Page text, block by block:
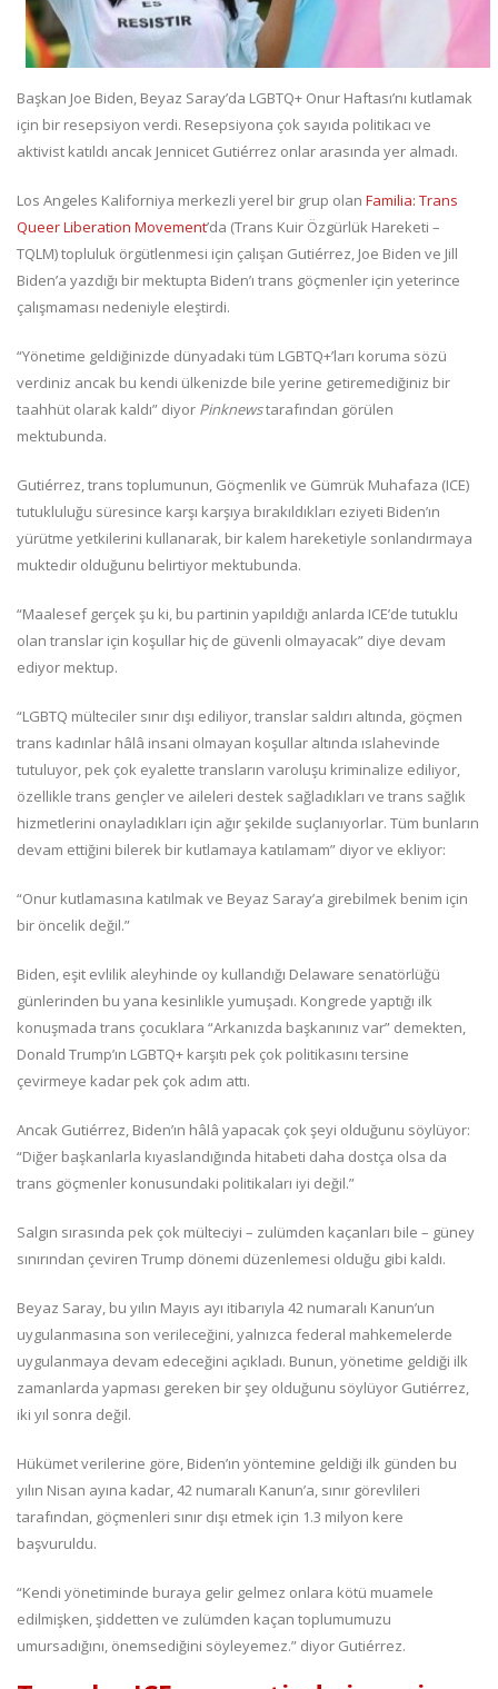
Başkan Joe Biden, Beyaz Saray’da LGBTQ+ Onur Haftası’nı kutlamak
için bir resepsiyon verdi. Resepsiyona çok sayıda politikacı ve
aktivist katıldı ancak Jennicet Gutiérrez onlar arasında yer almadı.
Los Angeles Kaliforniya merkezli yerel bir grup olan Familia: Trans
Queer Liberation Movement’da (Trans Kuir Özgürlük Hareketi –
TQLM) topluluk örgütlenmesi için çalışan Gutiérrez, Joe Biden ve Jill
Biden’a yazdığı bir mektupta Biden’ı trans göçmenler için yeterince
çalışmaması nedeniyle eleştirdi.
“Yönetime geldiğinizde dünyadaki tüm LGBTQ+’ları koruma sözü
verdiniz ancak bu kendi ülkenizde bile yerine getiremediğiniz bir
taahhüt olarak kaldı” diyor Pinknewstarafından görülen
mektubunda.
Gutiérrez, trans toplumunun, Göçmenlik ve Gümrük Muhafaza (ICE)
tutukluluğu süresince karşı karşıya bırakıldıkları eziyeti Biden’ın
yürütme yetkilerini kullanarak, bir kalem hareketiyle sonlandırmaya
muktedir olduğunu belirtiyor mektubunda.
“Maalesef gerçek şu ki, bu partinin yapıldığı anlarda ICE’de tutuklu
olan translar için koşullar hiç de güvenli olmayacak” diye devam
ediyor mektup.
“LGBTQ mülteciler sınır dışı ediliyor, translar saldırı altında, göçmen
trans kadınlar hâlâ insani olmayan koşullar altında ıslahevinde
tutuluyor, pek çok eyalette transların varoluşu kriminalize ediliyor,
özellikle trans gençler ve aileleri destek sağladıkları ve trans sağlık
hizmetlerini onayladıkları için ağır şekilde suçlanıyorlar. Tüm bunların
devam ettiğini bilerek bir kutlamaya katılamam” diyor ve ekliyor:
“Onur kutlamasına katılmak ve Beyaz Saray’a girebilmek benim için
bir öncelik değil.”
Biden, eşit evlilik aleyhinde oy kullandığı Delaware senatörlüğü
günlerinden bu yana kesinlikle yumuşadı. Kongrede yaptığı ilk
konuşmada trans çocuklara “Arkanızda başkanınız var” demekten,
Donald Trump’ın LGBTQ+ karşıtı pek çok politikasını tersine
çevirmeye kadar pek çok adım attı.
Ancak Gutiérrez, Biden’ın hâlâ yapacak çok şeyi olduğunu söylüyor:
“Diğer başkanlarla kıyaslandığında hitabeti daha dostça olsa da
trans göçmenler konusundaki politikaları iyi değil.”
Salgın sırasında pek çok mülteciyi – zulümden kaçanları bile – güney
sınırından çeviren Trump dönemi düzenlemesi olduğu gibi kaldı.
Beyaz Saray, bu yılın Mayıs ayı itibarıyla 42 numaralı Kanun’un
uygulanmasına son verileceğini, yalnızca federal mahkemelerde
uygulanmaya devam edeceğini açıkladı. Bunun, yönetime geldiği ilk
zamanlarda yapması gereken bir şey olduğunu söylüyor Gutiérrez,
iki yıl sonra değil.
Hükümet verilerine göre, Biden’ın yöntemine geldiği ilk günden bu
yılın Nisan ayına kadar, 42 numaralı Kanun’a, sınır görevlileri
tarafından, göçmenleri sınır dışı etmek için 1.3 milyon kere
başvuruldu.
“Kendi yönetiminde buraya gelir gelmez onlara kötü muamele
edilmişken, şiddetten ve zulümden kaçan toplumumuzu
umursadığını, önemsediğini söyleyemez.” diyor Gutiérrez.